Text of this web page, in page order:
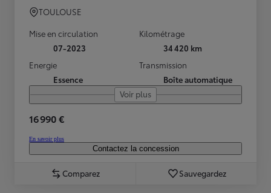
TOULOUSE
Mise en circulation
07-2023
Kilométrage
34 420 km
Energie
Essence
Transmission
Boîte automatique
Voir plus
16 990 €
En savoir plus
Contactez la concession
Comparez Sauvegardez